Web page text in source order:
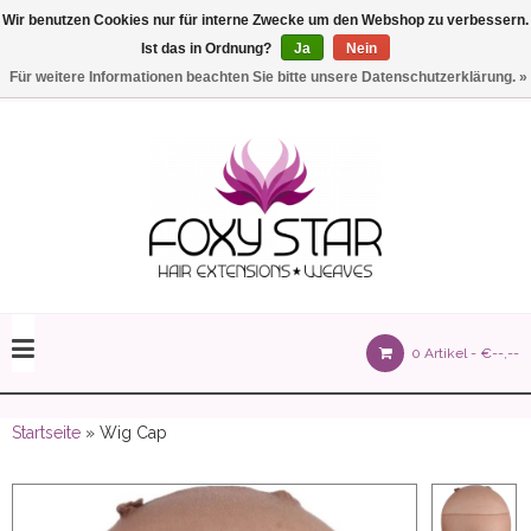
Einstellungen
0 Artikel - €--,--
150 gram)
Startseite » Wig Cap
Wir benutzen Cookies nur für interne Zwecke um den Webshop zu verbessern.
Ist das in Ordnung?
Ja
Nein
Für weitere Informationen beachten Sie bitte unsere Datenschutzerklärung. »